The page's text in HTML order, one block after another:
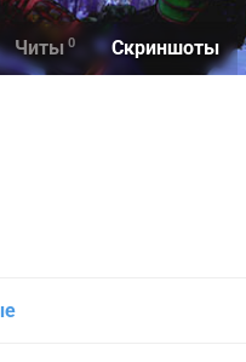
Читы 0 Скриншоты